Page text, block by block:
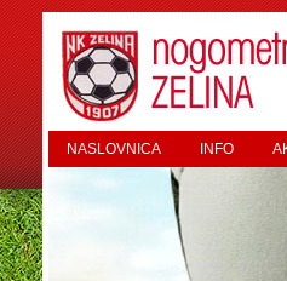
NASLOVNICA INFO